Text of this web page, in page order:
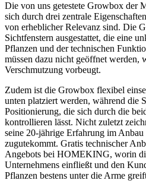
Die von uns getestete Growbox der
sich durch drei zentrale
von erheblicher Relevanz sind. Die
Sichtfenstern ausgestattet, die eine
Pflanzen und der technischen
müssen dazu nicht geöffnet werden,
Verschmutzung vorbeugt.
Zudem ist die Growbox flexibel
unten platziert werden, während die
Positionierung, die sich durch die
kontrollieren lässt. Nicht zuletzt
seine 20-jährige Erfahrung im
zugutekommt. Gratis technischer
Angebots bei HOMEKING, worin
Unternehmens einfließt und den
Pflanzen bestens unter die Arme